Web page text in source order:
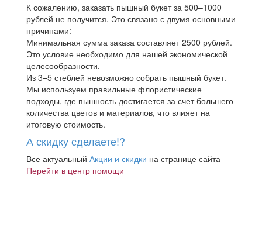
К сожалению, заказать пышный букет за 500–1000
рублей не получится. Это связано с двумя основными
причинами:
Минимальная сумма заказа составляет 2500 рублей.
Это условие необходимо для нашей экономической
целесообразности.
Из 3–5 стеблей невозможно собрать пышный букет.
Мы используем правильные флористические
подходы, где пышность достигается за счет большего
количества цветов и материалов, что влияет на
итоговую стоимость.
А скидку сделаете!?
Все актуальный Акции и скидки на странице сайта
Перейти в центр помощи